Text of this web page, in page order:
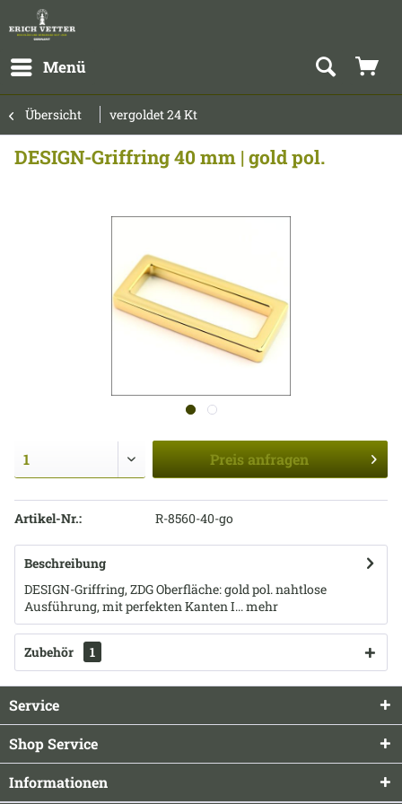
Menü
Übersicht vergoldet 24 Kt
DESIGN-Griffring 40 mm | gold pol.
Preis anfragen
Artikel-Nr.: R-8560-40-go
Beschreibung
DESIGN-Griffring, ZDG Oberfläche: gold pol. nahtlose
Ausführung, mit perfekten Kanten I...mehr
Zubehör 1
Service
Shop Service
Informationen